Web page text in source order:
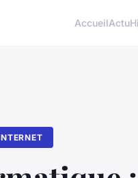
AccueilActu